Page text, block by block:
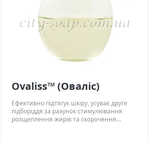
- Немає в наявності
Креми для обличчя.
Креми для області шиї та декольте.
Підтягуючі засоби.
Зменшує обсяг другого підборіддя.
Помітно скорочує товщину та обсяг
жирового прошарку під підборіддям.
Зменшує набряклість особи.
Моделює овал обличчя.
Ovaliss™ (Оваліс)
Ефективно підтягує шкіру, усуває друге
підборіддя за рахунок стимулювання
розщеплення жирів та скорочення